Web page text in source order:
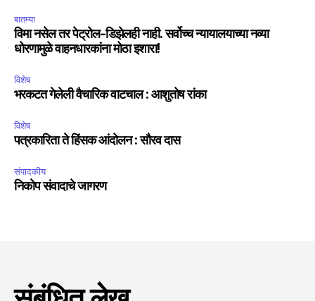
बातम्या
विमा नसेल तर पेट्रोल-डिझेलही नाही. सर्वोच्च न्यायालयाच्या नव्या
धोरणामुळे वाहनधारकांना मोठा इशारा!
विशेष
भरकटत गेलेली वैचारिक वाटचाल : आशुतोष रांका
विशेष
पत्रकारिता ते हिंसक आंदोलन : सौरव दास
संपादकीय
निकोप संवादाचे जागरण